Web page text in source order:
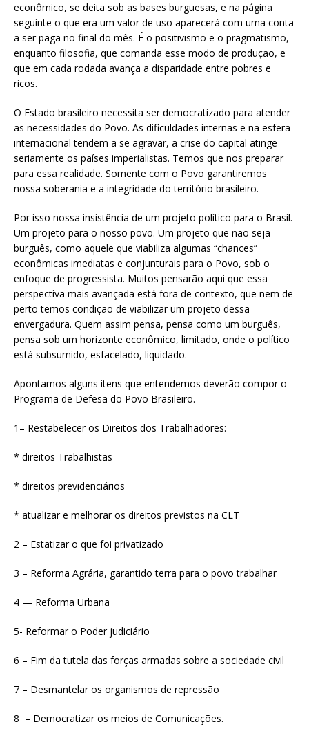
econômico, se deita sob as bases burguesas, e na página
seguinte o que era um valor de uso aparecerá com uma conta
a ser paga no final do mês. É o positivismo e o pragmatismo,
enquanto filosofia, que comanda esse modo de produção, e
que em cada rodada avança a disparidade entre pobres e
ricos.
O Estado brasileiro necessita ser democratizado para atender
as necessidades do Povo. As dificuldades internas e na esfera
internacional tendem a se agravar, a crise do capital atinge
seriamente os países imperialistas. Temos que nos preparar
para essa realidade. Somente com o Povo garantiremos
nossa soberania e a integridade do território brasileiro.
Por isso nossa insistência de um projeto político para o Brasil.
Um projeto para o nosso povo. Um projeto que não seja
burguês, como aquele que viabiliza algumas “chances”
econômicas imediatas e conjunturais para o Povo, sob o
enfoque de progressista. Muitos pensarão aqui que essa
perspectiva mais avançada está fora de contexto, que nem de
perto temos condição de viabilizar um projeto dessa
envergadura. Quem assim pensa, pensa como um burguês,
pensa sob um horizonte econômico, limitado, onde o político
está subsumido, esfacelado, liquidado.
Apontamos alguns itens que entendemos deverão compor o
Programa de Defesa do Povo Brasileiro.
1– Restabelecer os Direitos dos Trabalhadores:
* direitos Trabalhistas
* direitos previdenciários
* atualizar e melhorar os direitos previstos na CLT
2 – Estatizar o que foi privatizado
3 – Reforma Agrária, garantido terra para o povo trabalhar
4 — Reforma Urbana
5- Reformar o Poder judiciário
6 – Fim da tutela das forças armadas sobre a sociedade civil
7 – Desmantelar os organismos de repressão
8 – Democratizar os meios de Comunicações.